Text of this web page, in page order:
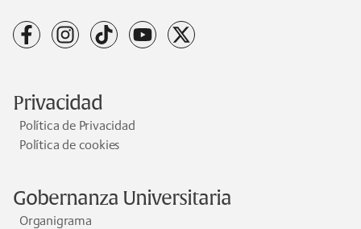
facebookinstagram
tiktok youtube
x
Privacidad
Política de Privacidad
Política de cookies
Gobernanza Universitaria
Organigrama